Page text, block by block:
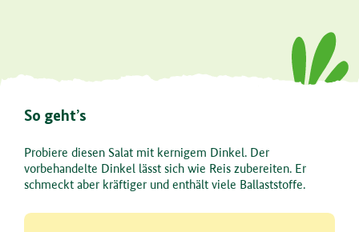
So geht’s
Probiere diesen Salat mit kernigem Dinkel. Der
vorbehandelte Dinkel lässt sich wie Reis zubereiten. Er
schmeckt aber kräftiger und enthält viele Ballaststoffe.